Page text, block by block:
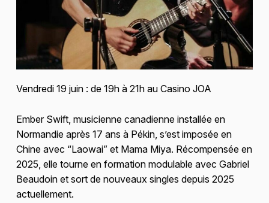
Vendredi 19 juin : de 19h à 21h au Casino JOA
Ember Swift, musicienne canadienne installée en
Normandie après 17 ans à Pékin, s’est imposée en
Chine avec “Laowai” et Mama Miya. Récompensée en
2025, elle tourne en formation modulable avec Gabriel
Beaudoin et sort de nouveaux singles depuis 2025
actuellement.